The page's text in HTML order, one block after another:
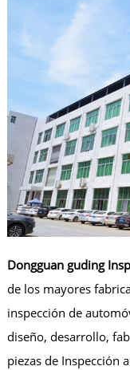
Dongguan guding
de los mayores
inspección de
diseño, desarrollo,
piezas de Inspección